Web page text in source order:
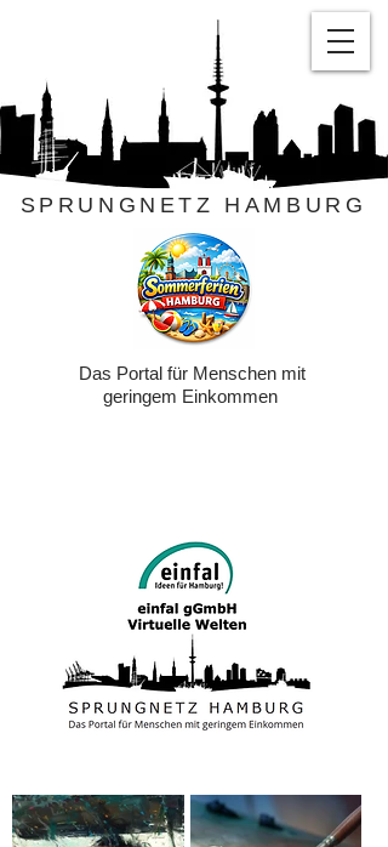
SPRUNGNETZ HAMBURG
Das Portal für Menschen mit
geringem Einkommen